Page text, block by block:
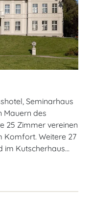
Seminarhaus
Mauern des
25 Zimmer vereinen
Komfort. Weitere 27
Kutscherhaus...